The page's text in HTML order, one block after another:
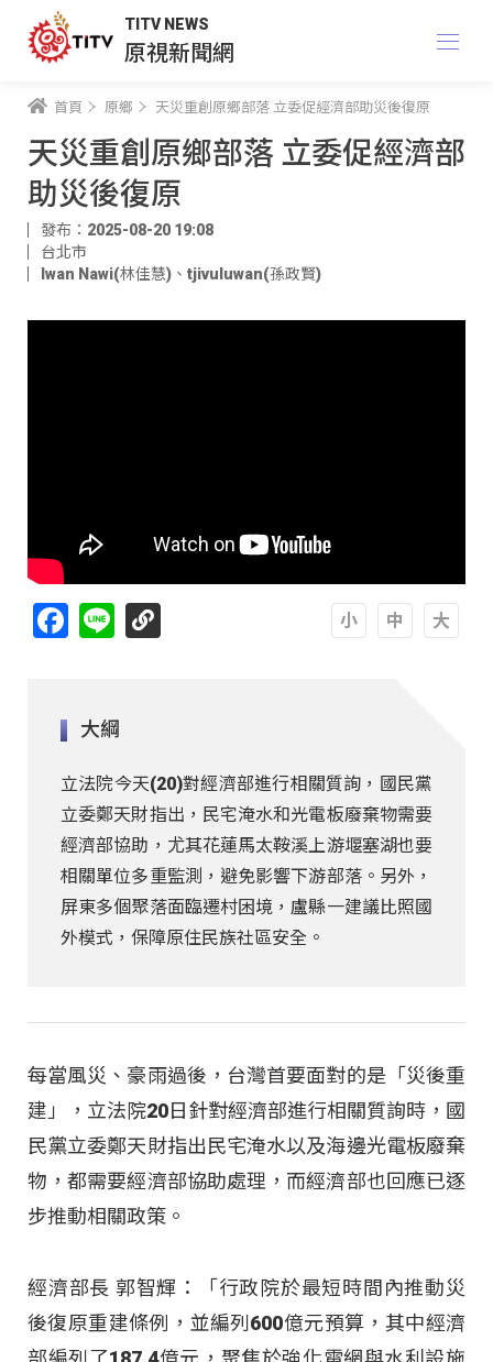
TITV NEWS
原視新聞網
首頁 原鄉 天災重創原鄉部落 立委促經濟部助災後復原
天災重創原鄉部落 立委促經濟部
助災後復原
發布：2025-08-20 19:08
台北市
Iwan Nawi(林佳慧) 、 tjivuluwan(孫政賢)
Facebook
Line
大綱
立法院今天(20)對經濟部進行相關質詢，國民黨
立委鄭天財指出，民宅淹水和光電板廢棄物需要
經濟部協助，尤其花蓮馬太鞍溪上游堰塞湖也要
相關單位多重監測，避免影響下游部落。另外，
屏東多個聚落面臨遷村困境，盧縣一建議比照國
外模式，保障原住民族社區安全。
每當風災、豪雨過後，台灣首要面對的是「災後重
建」，立法院20日針對經濟部進行相關質詢時，國
民黨立委鄭天財指出民宅淹水以及海邊光電板廢棄
物，都需要經濟部協助處理，而經濟部也回應已逐
步推動相關政策。
經濟部長 郭智輝：「行政院於最短時間內推動災
後復原重建條例，並編列600億元預算，其中經濟